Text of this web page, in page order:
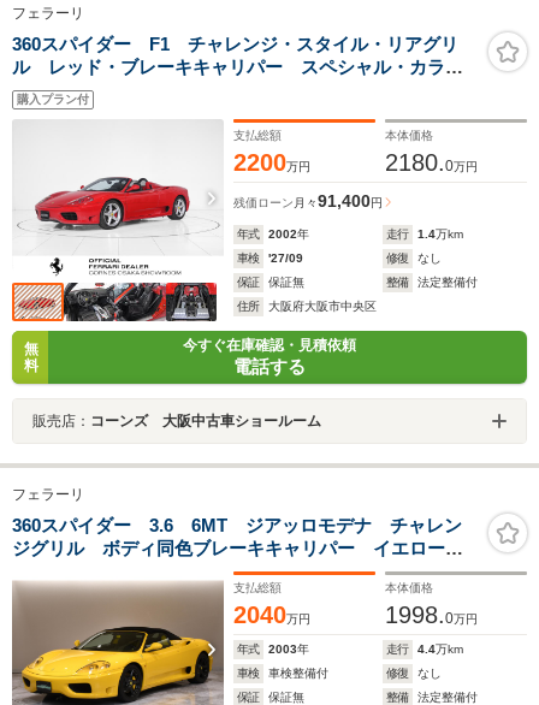
フォグ アドバンスド
パーク 両側電動スラ
イドドア オートエア
コン
ターター インテリジ
ェントキー
フェラーリ
360スパイダー F1 チャレンジ・スタイル・リアグリ
ル レッド・ブレーキキャリパー スペシャル・カラー
ド・ステッチ Rosso タイミングベルト交換渡し
購入プラン付
支払総額
2200万円
本体価格
2180.0万円
残価ローン 月々91,400円
年式 2002年 走行 1.4万km
車検
'27/09 修復
なし
保証
保証無 整備
法定整備付
住所
大阪府大阪市中央区
無
料
今すぐ在庫確認・見積依頼
電話する
販売店： コーンズ 大阪中古車ショールーム
フェラーリ
360スパイダー 3.6 6MT ジアッロモデナ チャレン
ジグリル ボディ同色ブレーキキャリパー イエロース
テッチ黒革シート 幌開閉ポンプ交換修理渡し 黒純正
18AW シーテクカプラー取付済み 弊社管理車両
支払総額
2040万円
本体価格
1998.0万円
年式 2003年 走行 4.4万km
車検
車検整備付 修復
なし
保証
保証無 整備
法定整備付